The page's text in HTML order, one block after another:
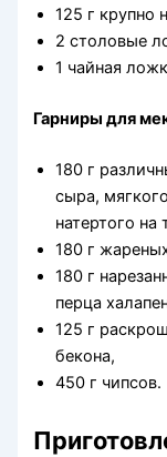
125 г крупно
2 столовые
1 чайная
Гарниры для
180 г
сыра,
натертого на
180 г
180 г
перца
125 г
бекона,
450 г чипсов.